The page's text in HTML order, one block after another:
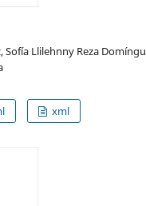
Sofía Llilehnny Reza
xml